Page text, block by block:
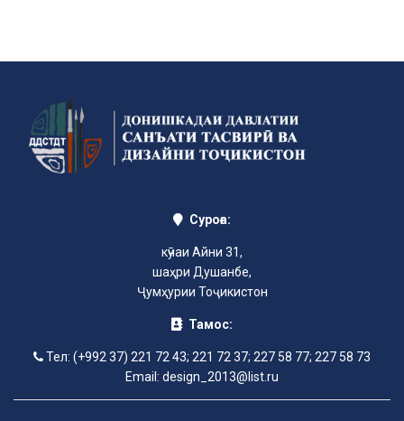
Суроға:
кӯчаи Айни 31,
шаҳри Душанбе,
Ҷумҳурии Тоҷикистон
Тамос:
Тел: (+992 37) 221 72 43; 221 72 37; 227 58 77; 227 58 73
Email: design_2013@list.ru